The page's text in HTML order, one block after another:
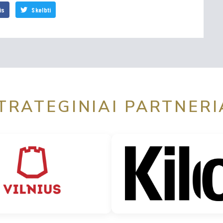
Skelbti